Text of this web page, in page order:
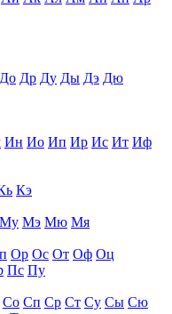
До Др Ду Ды Дэ Дю
Ин Ио Ип Ир Ис Ит Иф
Кэ
Му Мэ Мю Мя
Ор Ос От Оф Оц
Пс Пу
Со Сп Ср Ст Су Сы Сю